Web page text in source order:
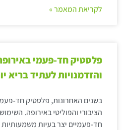
לקריאת המאמר »
פלסטיק חד-פעמי
והזדמנויות לעתיד בריא
בשנים האחרונות, פלסטיק חד-
הציבורי והפוליטי באירופה.
חד-פעמיים יצר בעיות